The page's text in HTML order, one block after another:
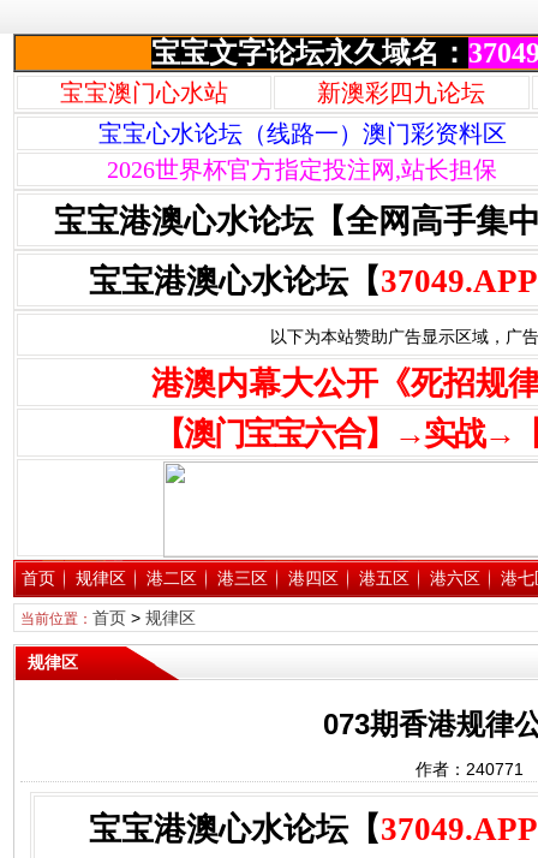
宝宝文字论坛永久域名：
宝宝澳门心水站
新澳彩四九论坛
宝宝心水论坛（线路一）澳门彩资料区
2026世界杯官方指定投注网,站长担保
宝宝港澳心水论坛【全网高手集
宝宝港澳心水论坛【37049.APP
以下为本站赞助广告显示区域，广
港澳内幕大公开《死招规
【澳门宝宝六合】→实战→
首页 规律区 港二区 港三区 港四区 港五区 港六区 港七
当前位置： 首页> 规律区
规律区
073期香港规律
作者：240771
宝宝港澳心水论坛【37049.APP